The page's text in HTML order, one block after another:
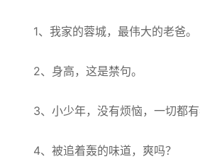
1、我家的蓉城，最伟大的老爸。
2、身高，这是禁句。
3、小少年，没有烦恼，一切都有
4、被追着轰的味道，爽吗？